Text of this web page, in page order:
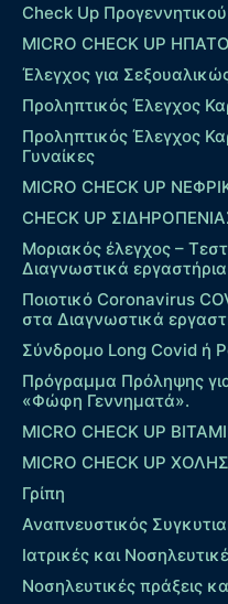
Check Up
MICRO CHECK UP
Έλεγχος για
Προληπτικός Έλεγχος
Προληπτικός Έλεγχος
Γυναίκες
MICRO CHECK UP
CHECK UP
Μοριακός έλεγχος –
Διαγνωστικά
Ποιοτικό Coronavirus
στα Διαγνωστικά
Σύνδρομο Long Covid ή
Πρόγραμμα Πρόληψης
«Φώφη Γεννηματά».
MICRO CHECK UP
MICRO CHECK UP
Γρίπη
Αναπνευστικός
Ιατρικές και
Νοσηλευτικές πράξεις